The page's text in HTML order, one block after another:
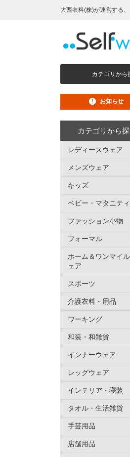
大西衣料(株)が運営する
カテゴリから
お知らせ
カテゴリから
レディースウェア
メンズウェア
キッズ
ベビー・マタニティ
ファッション小物
フォーマル
ホーム＆ワンマイ
ェア
スポーツ
介護衣料・用品
ワーキング
和装・和雑貨
インナーウェア
レッグウェア
インテリア・寝装
タオル・生活雑貨
手芸用品
店舗用品